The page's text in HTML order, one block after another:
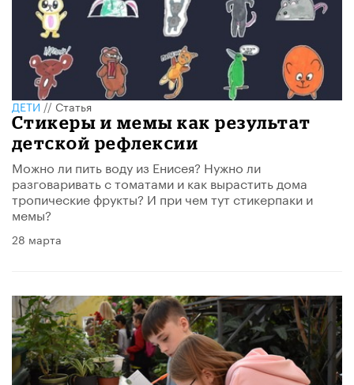
ДЕТИ//Статья
Стикеры и мемы как результат
детской рефлексии
Можно ли пить воду из Енисея? Нужно ли
разговаривать с томатами и как вырастить дома
тропические фрукты? И при чем тут стикерпаки и
мемы?
28 марта